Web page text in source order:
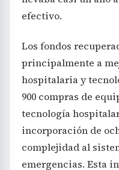
efectivo.
Los fondos
principalmente a
hospitalaria y
900 compras de
tecnología
incorporación de
complejidad al
emergencias. Esta